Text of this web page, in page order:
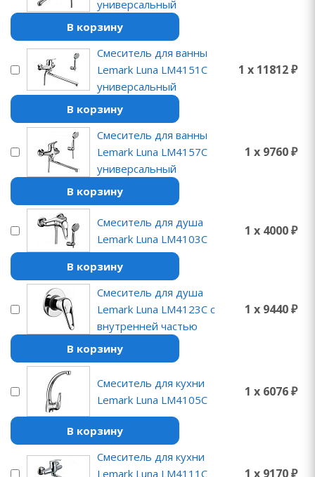
универсальный
В корзину
Смеситель для ванны
Lemark Luna LM4151C
универсальный
1 x 11812 ₽
В корзину
Смеситель для ванны
Lemark Luna LM4157C
универсальный
1 x 9760 ₽
В корзину
Смеситель для душа
Lemark Luna LM4103C
1 x 4000 ₽
В корзину
Смеситель для душа
Lemark Luna LM4123C с
внутренней частью
1 x 9440 ₽
В корзину
Смеситель для кухни
Lemark Luna LM4105C
1 x 6076 ₽
В корзину
Смеситель для кухни
Lemark Luna LM4111C
1 x 9170 ₽